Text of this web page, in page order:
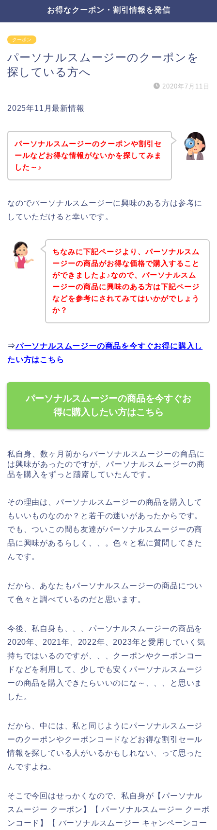
お得なクーポン・割引情報を発信
クーポン
パーソナルスムージーのクーポンを
探している方へ
2020年7月11日
2025年11月最新情報
パーソナルスムージーのクーポンや割引セ
ールなどお得な情報がないかを探してみま
した～♪
なのでパーソナルスムージーに興味のある方は参考に
していただけると幸いです。
ちなみに下記ページより、パーソナルスム
ージーの商品がお得な価格で購入すること
ができましたよ♪なので、パーソナルスム
ージーの商品に興味のある方は下記ページ
などを参考にされてみてはいかがでしょう
か？
⇒パーソナルスムージーの商品を今すぐお得に購入し
たい方はこちら
パーソナルスムージーの商品を今すぐお
得に購入したい方はこちら
私自身、数ヶ月前からパーソナルスムージーの商品に
は興味があったのですが、パーソナルスムージーの商
品を購入をずっと躊躇していたんです。
その理由は、パーソナルスムージーの商品を購入して
もいいものなのか？と若干の迷いがあったからです。
でも、ついこの間も友達がパーソナルスムージーの商
品に興味があるらしく、、。色々と私に質問してきた
んです。
だから、あなたもパーソナルスムージーの商品につい
て色々と調べているのだと思います。
今後、私自身も、、、パーソナルスムージーの商品を
2020年、2021年、2022年、2023年と愛用していく気
持ちではいるのですが、、、クーポンやクーポンコー
ドなどを利用して、少しでも安くパーソナルスムージ
ーの商品を購入できたらいいのにな～、、、と思いま
した。
だから、中には、私と同じようにパーソナルスムージ
ーのクーポンやクーポンコードなどお得な割引セール
情報を探している人がいるかもしれない、って思った
んですよね。
そこで今回はせっかくなので、私自身が【パーソナル
スムージー クーポン】【 パーソナルスムージー クーポ
ンコード】【 パーソナルスムージー キャンペーンコー